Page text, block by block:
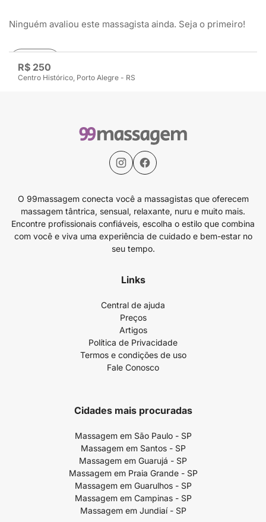
R$ 250
Centro Histórico, Porto Alegre - RS
Ninguém avaliou este massagista ainda. Seja o primeiro!
Avaliar
O 99massagem conecta você a massagistas que oferecem
massagem tântrica, sensual, relaxante, nuru e muito mais.
Encontre profissionais confiáveis, escolha o estilo que combina
com você e viva uma experiência de cuidado e bem-estar no
seu tempo.
Links
Central de ajuda
Preços
Artigos
Política de Privacidade
Termos e condições de uso
Fale Conosco
Cidades mais procuradas
Massagem em São Paulo - SP
Massagem em Santos - SP
Massagem em Guarujá - SP
Massagem em Praia Grande - SP
Massagem em Guarulhos - SP
Massagem em Campinas - SP
Massagem em Jundiaí - SP